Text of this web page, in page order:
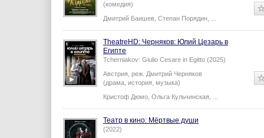
(комедия)
Дмитрий Баишев Степан Порядин
TheatreHD: Черняков: Юлий Цезарь в
Египте​​​​​​​
Tcherniakov: Giulio Cesare in Egitto (2025)
Австрия, реж. Дмитрий Черняков
(драма, история, музыка)
Кристоф Дюмо Ольга Кульчинская
Театр в кино: Мёртвые души
(2022)